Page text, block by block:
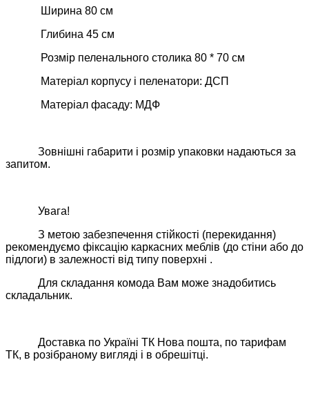
Ширина 80 см
Глибина 45 см
Розмір пеленального столика 80 * 70 см
Матеріал корпусу і пеленатори: ДСП
Матеріал фасаду: МДФ
Зовнішні габарити і розмір упаковки надаються за
запитом.
Увага!
З метою забезпечення стійкості (перекидання)
рекомендуємо фіксацію каркасних меблів (до стіни або до
підлоги) в залежності від типу поверхні .
Для складання комода Вам може знадобитись
складальник.
Доставка по Україні ТК Нова пошта, по тарифам
ТК, в розібраному вигляді і в обрешітці.